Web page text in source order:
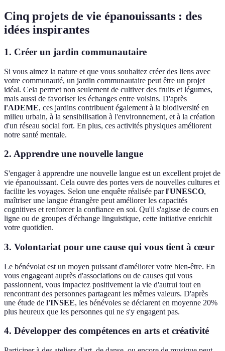
Cinq projets de vie épanouissants : des
idées inspirantes
1. Créer un jardin communautaire
Si vous aimez la nature et que vous souhaitez créer des liens avec
votre communauté, un jardin communautaire peut être un projet
idéal. Cela permet non seulement de cultiver des fruits et légumes,
mais aussi de favoriser les échanges entre voisins. D'après
l'ADEME, ces jardins contribuent également à la biodiversité en
milieu urbain, à la sensibilisation à l'environnement, et à la création
d'un réseau social fort. En plus, ces activités physiques améliorent
notre santé mentale.
2. Apprendre une nouvelle langue
S'engager à apprendre une nouvelle langue est un excellent projet de
vie épanouissant. Cela ouvre des portes vers de nouvelles cultures et
facilite les voyages. Selon une enquête réalisée parl'UNESCO,
maîtriser une langue étrangère peut améliorer les capacités
cognitives et renforcer la confiance en soi. Qu'il s'agisse de cours en
ligne ou de groupes d'échange linguistique, cette initiative enrichit
votre quotidien.
3. Volontariat pour une cause qui vous tient à cœur
Le bénévolat est un moyen puissant d'améliorer votre bien-être. En
vous engageant auprès d'associations ou de causes qui vous
passionnent, vous impactez positivement la vie d'autrui tout en
rencontrant des personnes partageant les mêmes valeurs. D'après
une étude de l'INSEE, les bénévoles se déclarent en moyenne 20%
plus heureux que les personnes qui ne s'y engagent pas.
4. Développer des compétences en arts et créativité